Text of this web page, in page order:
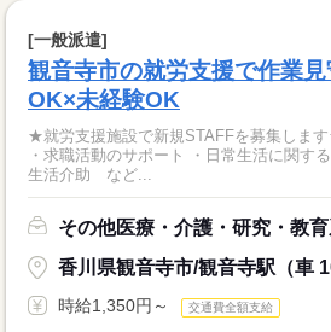
[一般派遣]
観音寺市の就労支援で作業
OK×未経験OK
★就労支援施設で新規STAFFを募集します★ 業務例 ・作業の見
・求職活動のサポート ・日常生活に関す
生活介助 など...
その他医療・介護・研究・教
香川県観音寺市/観音寺駅（車
時給1,350円～ 交通費全額支給